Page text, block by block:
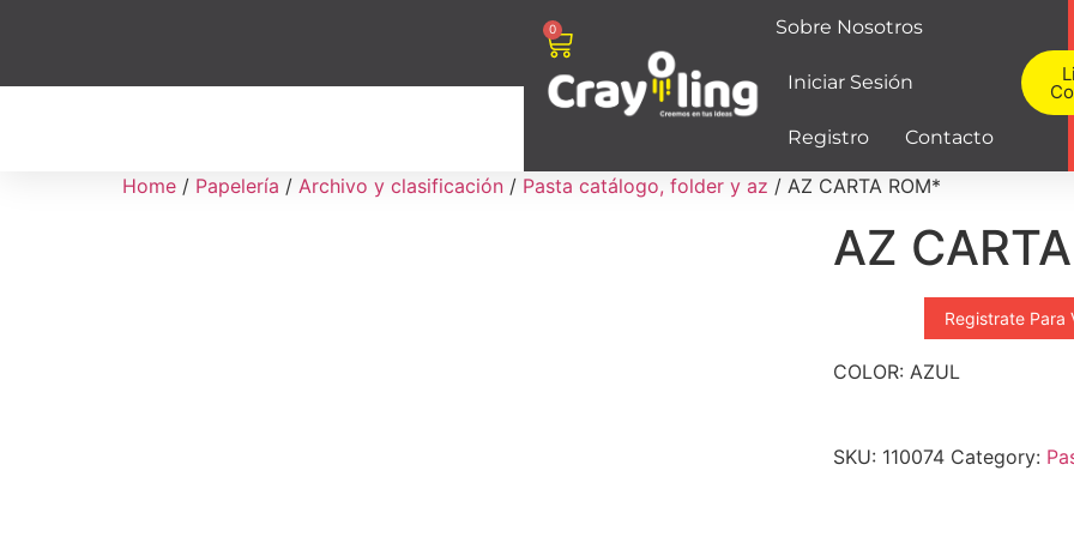
Sobre Nosotros
Iniciar Sesión
Registro Contacto
0
Home / Papelería / Archivo y clasificación / Pasta catálogo, folder y az / AZ CARTA ROM*
AZ
Registrate Para
COLOR: AZUL
SKU: 110074 Category: